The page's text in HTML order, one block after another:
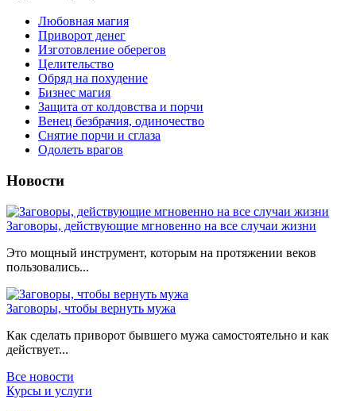
Любовная магия
Приворот денег
Изготовление оберегов
Целительство
Обряд на похудение
Бизнес магия
Защита от колдовства и порчи
Венец безбрачия, одиночество
Снятие порчи и сглаза
Одолеть врагов
Новости
Заговоры, действующие мгновенно на все случаи жизни
Это мощный инструмент, которым на протяжении веков
пользовались...
Заговоры, чтобы вернуть мужа
Как сделать приворот бывшего мужа самостоятельно и как
действует...
Все новости
Курсы и услуги